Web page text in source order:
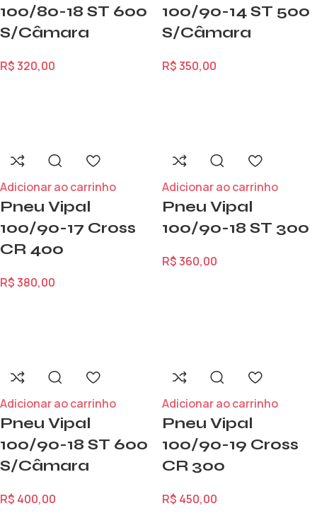
100/80-18 ST 600
S/Câmara
R$320,00
100/90-14 ST 500
S/Câmara
R$350,00
Adicionar ao carrinho
Pneu Vipal
100/90-17 Cross
CR 400
R$380,00
Adicionar ao carrinho
Pneu Vipal
100/90-18 ST 300
R$360,00
Adicionar ao carrinho
Pneu Vipal
100/90-18 ST 600
S/Câmara
R$ 400,00
Adicionar ao carrinho
Pneu Vipal
100/90-19 Cross
CR 300
R$ 450,00